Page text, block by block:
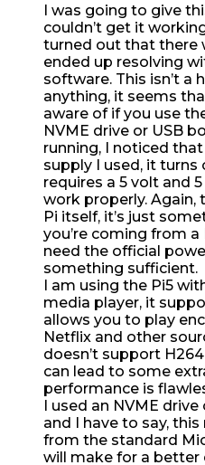
I was going to give
couldn’t get it
turned out that there
ended up resolving
software. This isn’t a
anything, it seems
aware of if you use
NVME drive or USB
running, I noticed
supply I used, it turns
requires a 5 volt and
work properly. Again,
Pi itself, it’s just
you’re coming from a
need the official
something sufficient.
I am using the Pi5
media player, it
allows you to play
Netflix and other
doesn’t support
can lead to some
performance is
I used an NVME
and I have to say,
from the standard
will make for a better